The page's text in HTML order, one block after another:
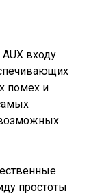
входу
помех и
возможных
простоты